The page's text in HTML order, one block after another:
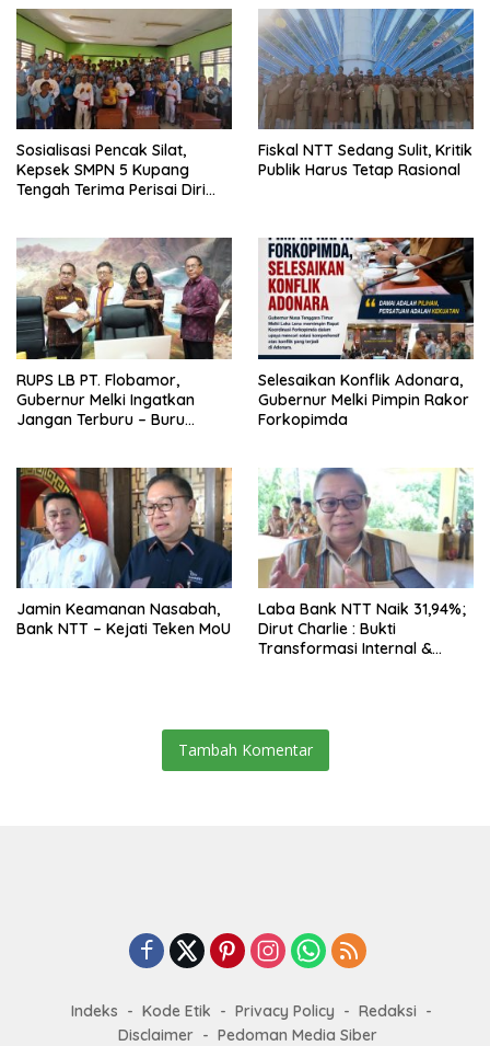
Sosialisasi Pencak Silat,
Kepsek SMPN 5 Kupang
Tengah Terima Perisai Diri
Fiskal NTT Sedang Sulit, Kritik
Publik Harus Tetap Rasional
RUPS LB PT. Flobamor,
Gubernur Melki Ingatkan
Jangan Terburu – Buru
Selesaikan Konflik Adonara,
Gubernur Melki Pimpin Rakor
Forkopimda
Jamin Keamanan Nasabah,
Bank NTT – Kejati Teken MoU
Laba Bank NTT Naik 31,94%;
Dirut Charlie : Bukti
Transformasi Internal &
Tambah Komentar
Indeks Kode Etik Privacy Policy
Redaksi
Disclaimer
Pedoman Media Siber